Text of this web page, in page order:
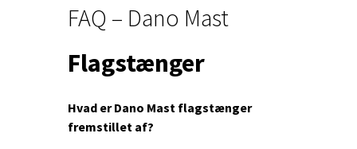
FAQ – Dano Mast
Flagstænger
Hvad er Dano Mast flagstænger
fremstillet af?